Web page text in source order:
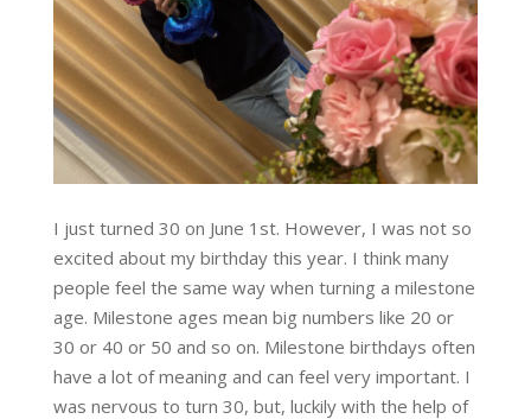
I just turned 30 on June 1st. However, I was not so
excited about my birthday this year. I think many
people feel the same way when turning a milestone
age. Milestone ages mean big numbers like 20 or
30 or 40 or 50 and so on. Milestone birthdays often
have a lot of meaning and can feel very important. I
was nervous to turn 30, but, luckily with the help of